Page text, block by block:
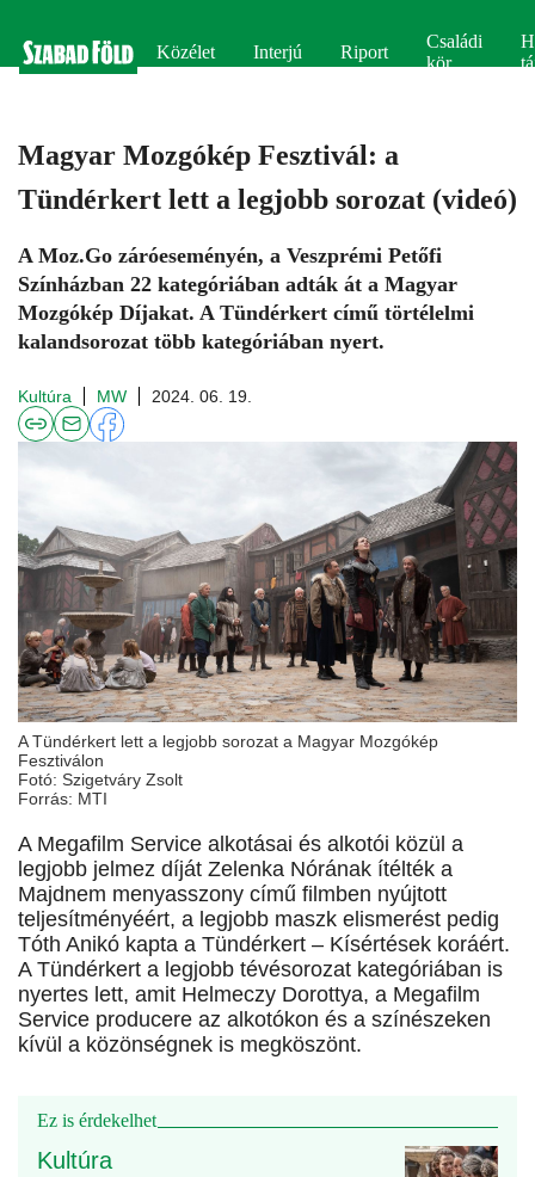
Közélet Interjú Riport
Családi
kör
Magyar Mozgókép Fesztivál: a
Tündérkert lett a legjobb sorozat (videó)
A Moz.Go záróeseményén, a Veszprémi Petőfi
Színházban 22 kategóriában adták át a Magyar
Mozgókép Díjakat. A Tündérkert című törtélelmi
kalandsorozat több kategóriában nyert.
Kultúra MW 2024. 06. 19.
A Tündérkert lett a legjobb sorozat a Magyar Mozgókép
Fesztiválon
Fotó: Szigetváry Zsolt
Forrás: MTI
A Megafilm Service alkotásai és alkotói közül a
legjobb jelmez díját Zelenka Nórának ítélték a
Majdnem menyasszony című filmben nyújtott
teljesítményéért, a legjobb maszk elismerést pedig
Tóth Anikó kapta a Tündérkert – Kísértések koráért.
A Tündérkert a legjobb tévésorozat kategóriában is
nyertes lett, amit Helmeczy Dorottya, a Megafilm
Service producere az alkotókon és a színészeken
kívül a közönségnek is megköszönt.
Ez is érdekelhet
Kultúra